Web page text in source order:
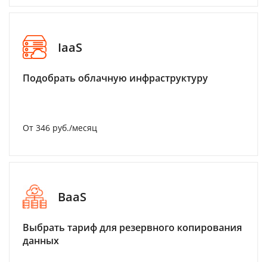
IaaS
Подобрать облачную инфраструктуру
От 346 руб./месяц
BaaS
Выбрать тариф для резервного копирования
данных